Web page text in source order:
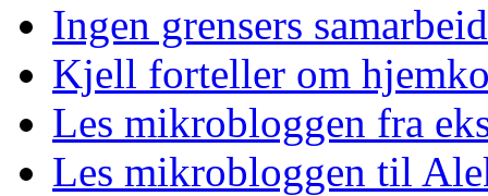
Ingen grensers
Kjell forteller om
Les mikrobloggen fra
Les mikrobloggen til